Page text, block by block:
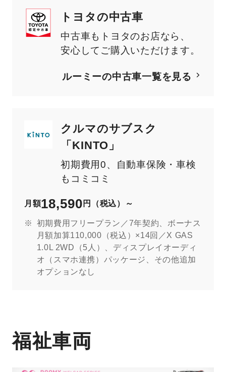
トヨタの中古車
中古車もトヨタのお店なら、
安心してご購入いただけます。
ルーミーの中古車一覧を見る
クルマのサブスク
「KINTO」
初期費用0、自動車保険・車検
もコミコミ
月額18,590 円（税込）～
初期費用フリープラン／7年契約、ボーナス
月額加算110,000（税込）×14回／X GAS
1.0L 2WD（5人）、ディスプレイオーディ
オ（スマホ連携）パッケージ、その他追加
オプションなし
福祉車両